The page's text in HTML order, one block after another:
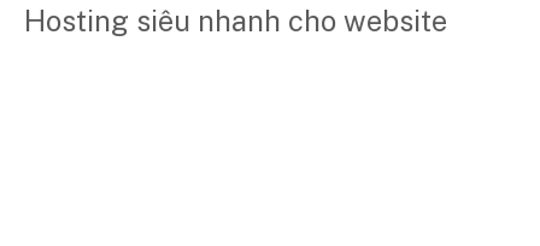
Hosting siêu nhanh cho website